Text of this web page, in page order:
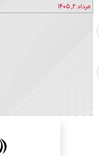
مرداد ۲, ۱۴۰۵